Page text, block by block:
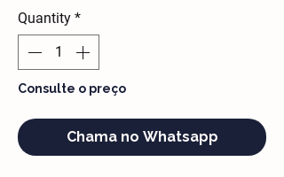
Quantity *
Consulte o preço
Chama no Whatsapp